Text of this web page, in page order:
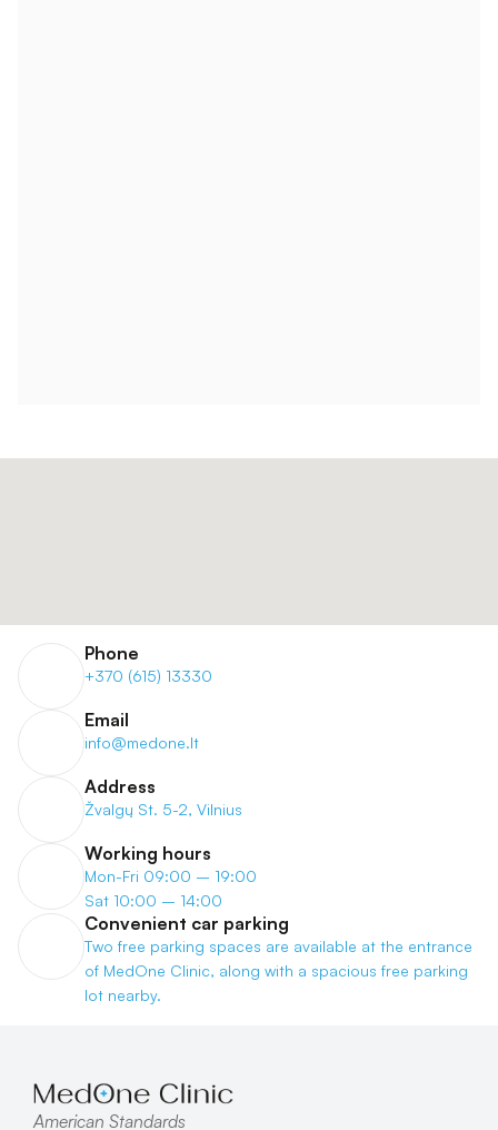
Phone
+370 (615) 13330
Email
info@medone.lt
Address
Žvalgų St. 5-2, Vilnius
Working hours
Mon-Fri 09:00 – 19:00
Sat 10:00 – 14:00
Convenient car parking
Two free parking spaces are available at the entrance
of MedOne Clinic, along with a spacious free parking
lot nearby.
American Standards